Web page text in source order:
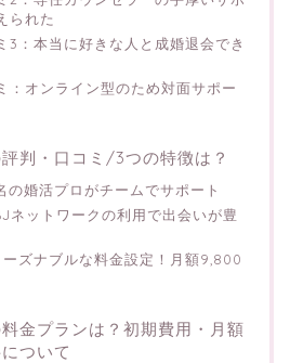
られた
3：本当に好きな人と成婚退会でき
：オンライン型のため対面サポー
判・口コミ/3つの特徴は？
の婚活プロがチームでサポート
ネットワークの利用で出会いが豊
ズナブルな料金設定！月額9,800
金プランは？初期費用・月額
ついて